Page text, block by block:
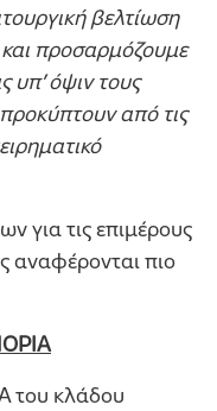
βελτίωση
και προσαρμόζουμε
υπ’ όψιν τους
προκύπτουν από τις
για τις επιμέρους
αναφέρονται πιο
του κλάδου